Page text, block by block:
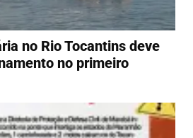
no Rio Tocantins deve
no primeiro